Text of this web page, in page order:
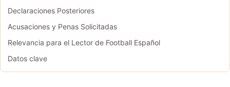
Declaraciones Posteriores
Acusaciones y Penas Solicitadas
Relevancia para el Lector de Football Español
Datos clave